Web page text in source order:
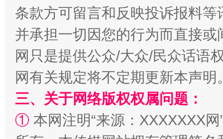
扯下公款旅游的“隐身衣” 如何以
条款方可留言和反映投诉报料
并承担一切因您的行为而直接
网只是提供公众/大众/民众话语
网有关规定将不定期更新本声明
三、关于网络版权权属问题：
① 本网注明“来源：XXXXXXX